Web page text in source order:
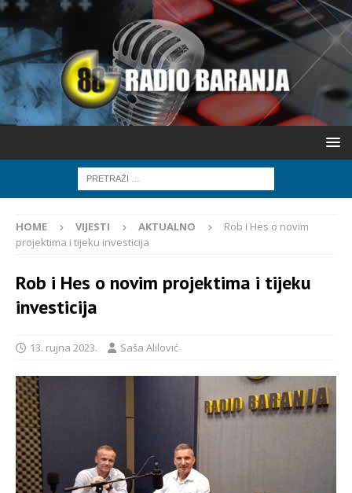
HOME VIJESTI AKTUALNO
Rob i Hes o novim
projektima i tijeku investicija
Rob i Hes o novim projektima i tijeku
investicija
13. rujna 2023. Saša Alilović